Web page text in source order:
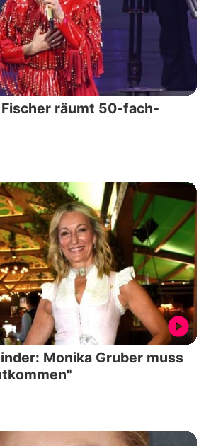
räumt 50-fach-
Monika Gruber muss